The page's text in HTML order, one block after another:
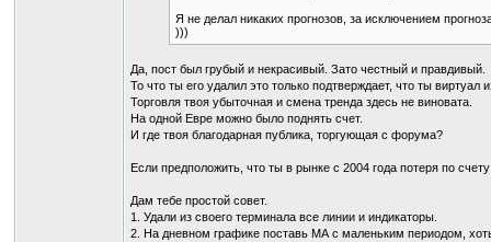
Я не делал никаких прогнозов, за исключением
)))
Да, пост был грубый и некрасивый. Зато честный и правдивый.
То что ты его удалил это только подтверждает, что ты виртуал
Торговля твоя убыточная и смена тренда здесь не виновата.
На одной Евре можно было поднять счет.
И где твоя благодарная публика, торгующая с форума?
Если предположить, что ты в рынке с 2004 года потеря по
Дам тебе простой совет.
1. Удали из своего терминала все линии и индикаторы.
2. На дневном графике поставь МА с маленьким периодом,